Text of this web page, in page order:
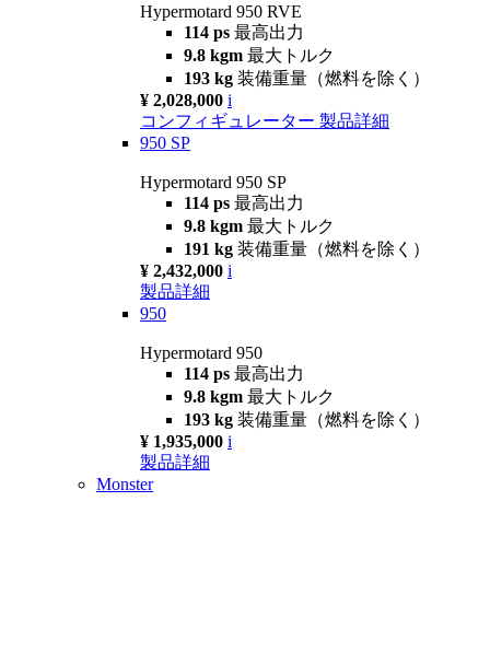
Hypermotard 950 RVE
114 ps 最高出力
9.8 kgm 最大トルク
193 kg 装備重量（燃料を除く）
¥ 2,028,000 i
コンフィギュレーター 製品詳細
950 SP
Hypermotard 950 SP
114 ps 最高出力
9.8 kgm 最大トルク
191 kg 装備重量（燃料を除く）
¥ 2,432,000 i
製品詳細
950
Hypermotard 950
114 ps 最高出力
9.8 kgm 最大トルク
193 kg 装備重量（燃料を除く）
¥ 1,935,000 i
製品詳細
Monster